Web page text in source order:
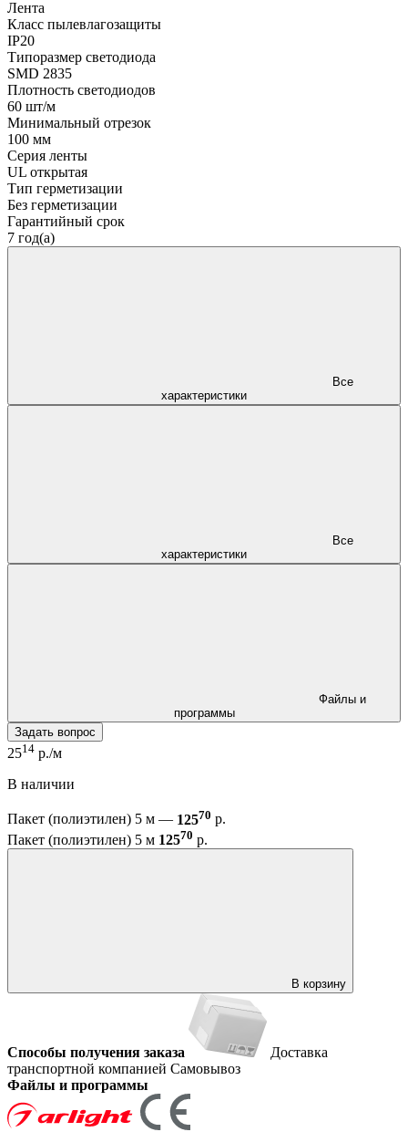
Лента
Класс пылевлагозащиты
IP20
Типоразмер светодиода
SMD 2835
Плотность светодиодов
60 шт/м
Минимальный отрезок
100 мм
Серия ленты
UL открытая
Тип герметизации
Без герметизации
Гарантийный срок
7 год(а)
характеристики
характеристики
программы
Задать вопрос
2514 р./м
В наличии
Пакет (полиэтилен) 5 м — 12570 р.
Пакет (полиэтилен) 5 м 12570 р.
В корзину
Способы получения заказа
Доставка
транспортной компанией Самовывоз
Файлы и программы